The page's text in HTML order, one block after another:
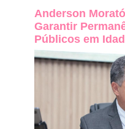
Anderson
Garantir
Públicos em